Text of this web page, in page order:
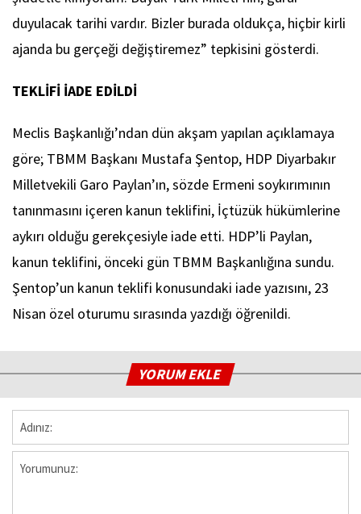
duyulacak tarihi vardır. Bizler burada oldukça, hiçbir kirli
ajanda bu gerçeği değiştiremez” tepkisini gösterdi.
TEKLİFİ İADE EDİLDİ
Meclis Başkanlığı’ndan dün akşam yapılan açıklamaya
göre; TBMM Başkanı Mustafa Şentop, HDP Diyarbakır
Milletvekili Garo Paylan’ın, sözde Ermeni soykırımının
tanınmasını içeren kanun teklifini, İçtüzük hükümlerine
aykırı olduğu gerekçesiyle iade etti. HDP’li Paylan,
kanun teklifini, önceki gün TBMM Başkanlığına sundu.
Şentop’un kanun teklifi konusundaki iade yazısını, 23
Nisan özel oturumu sırasında yazdığı öğrenildi.
YORUM EKLE